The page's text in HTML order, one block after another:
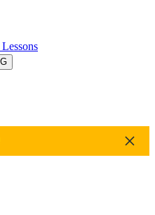
Lessons